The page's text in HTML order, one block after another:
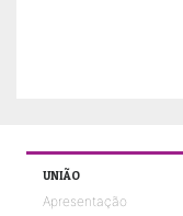
UNIÃO
Apresentação